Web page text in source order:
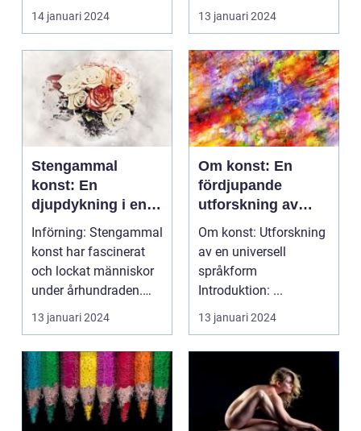
Inspiration ...
14 januari 2024 utforska d...
13 januari 2024
Stengammal
konst: En
djupdykning i en
förlorad tid
Införning: Stengammal
konst har fascinerat
och lockat människor
under århundraden.
Denna form av kon...
13 januari 2024
Om konst: En
fördjupande
utforskning av
konsten och dess
dimensioner
Om konst: Utforskning
av en universell
språkform
Introduktion: ...
13 januari 2024